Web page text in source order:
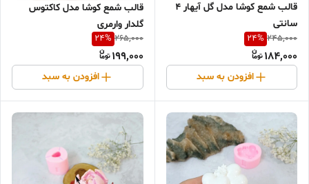
قالب شمع کوشا مدل گل آیهار 4
سانتی
245,000
24%
184,000
افزودن به سبد
قالب شمع کوشا مدل کاکتوس
گلدار وارمری
265,000
24%
199,000
افزودن به سبد